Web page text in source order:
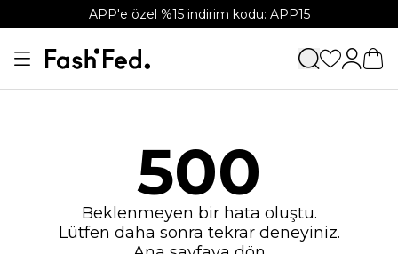
APP'e özel %15 indirim kodu: APP15
500
Beklenmeyen bir hata oluştu.
Lütfen daha sonra tekrar deneyiniz.